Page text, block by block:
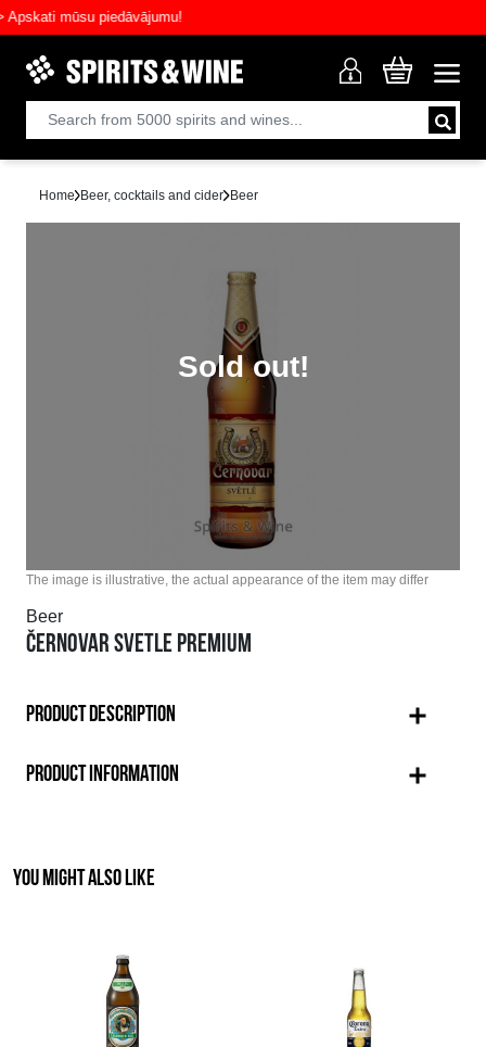
mūsu piedāvājumu!
Home Beer, cocktails and cider Beer
Sold out!
The image is illustrative, the actual appearance of the item may differ
Beer
ČERNOVAR SVETLE PREMIUM
PRODUCT DESCRIPTION
PRODUCT INFORMATION
YOU MIGHT ALSO LIKE